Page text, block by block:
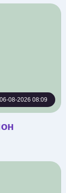
06-08-2026 08:09